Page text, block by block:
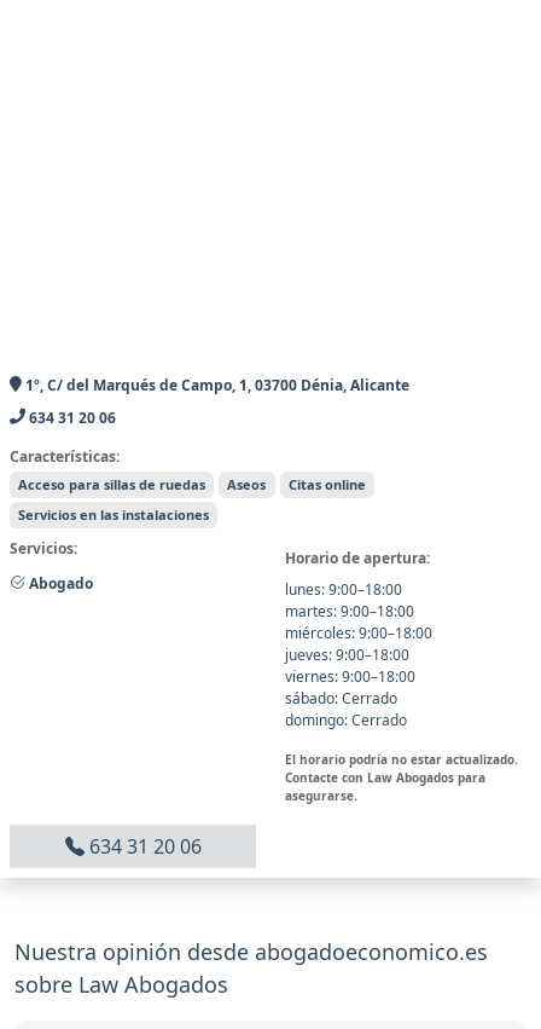
1º, C/ del Marqués de Campo, 1, 03700 Dénia, Alicante
634 31 20 06
Características:
Acceso para sillas de ruedas Aseos
Citas online
Servicios en las instalaciones
Servicios:
Abogado
Horario de apertura:
lunes: 9:00–18:00
martes: 9:00–18:00
miércoles: 9:00–18:00
jueves: 9:00–18:00
viernes: 9:00–18:00
sábado: Cerrado
domingo: Cerrado
El horario podría no estar actualizado.
Contacte con Law Abogados para
asegurarse.
634 31 20 06
Nuestra opinión desde abogadoeconomico.es
sobre Law Abogados